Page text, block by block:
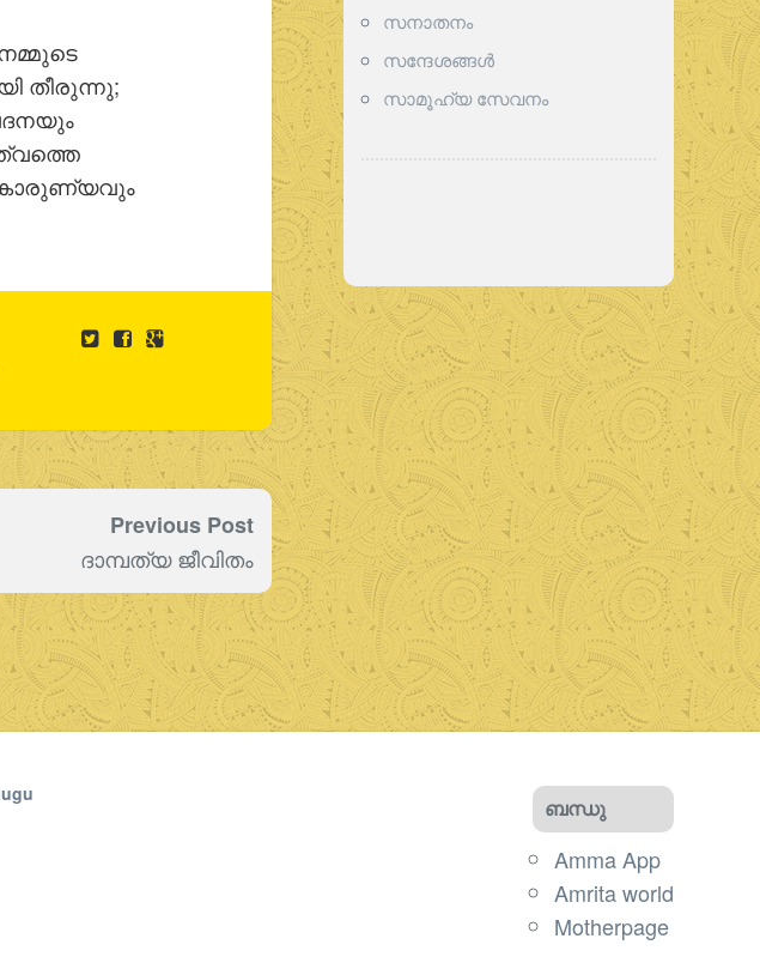
തീരുന്നു;
കാരുണ്യവും
Previous Post
ദാമ്പത്യ ജീവിതം
സനാതനം
സന്ദേശങ്ങൾ
സാമൂഹ്യ സേവനം
ബന്ധു
Amma App
Amrita world
Motherpage